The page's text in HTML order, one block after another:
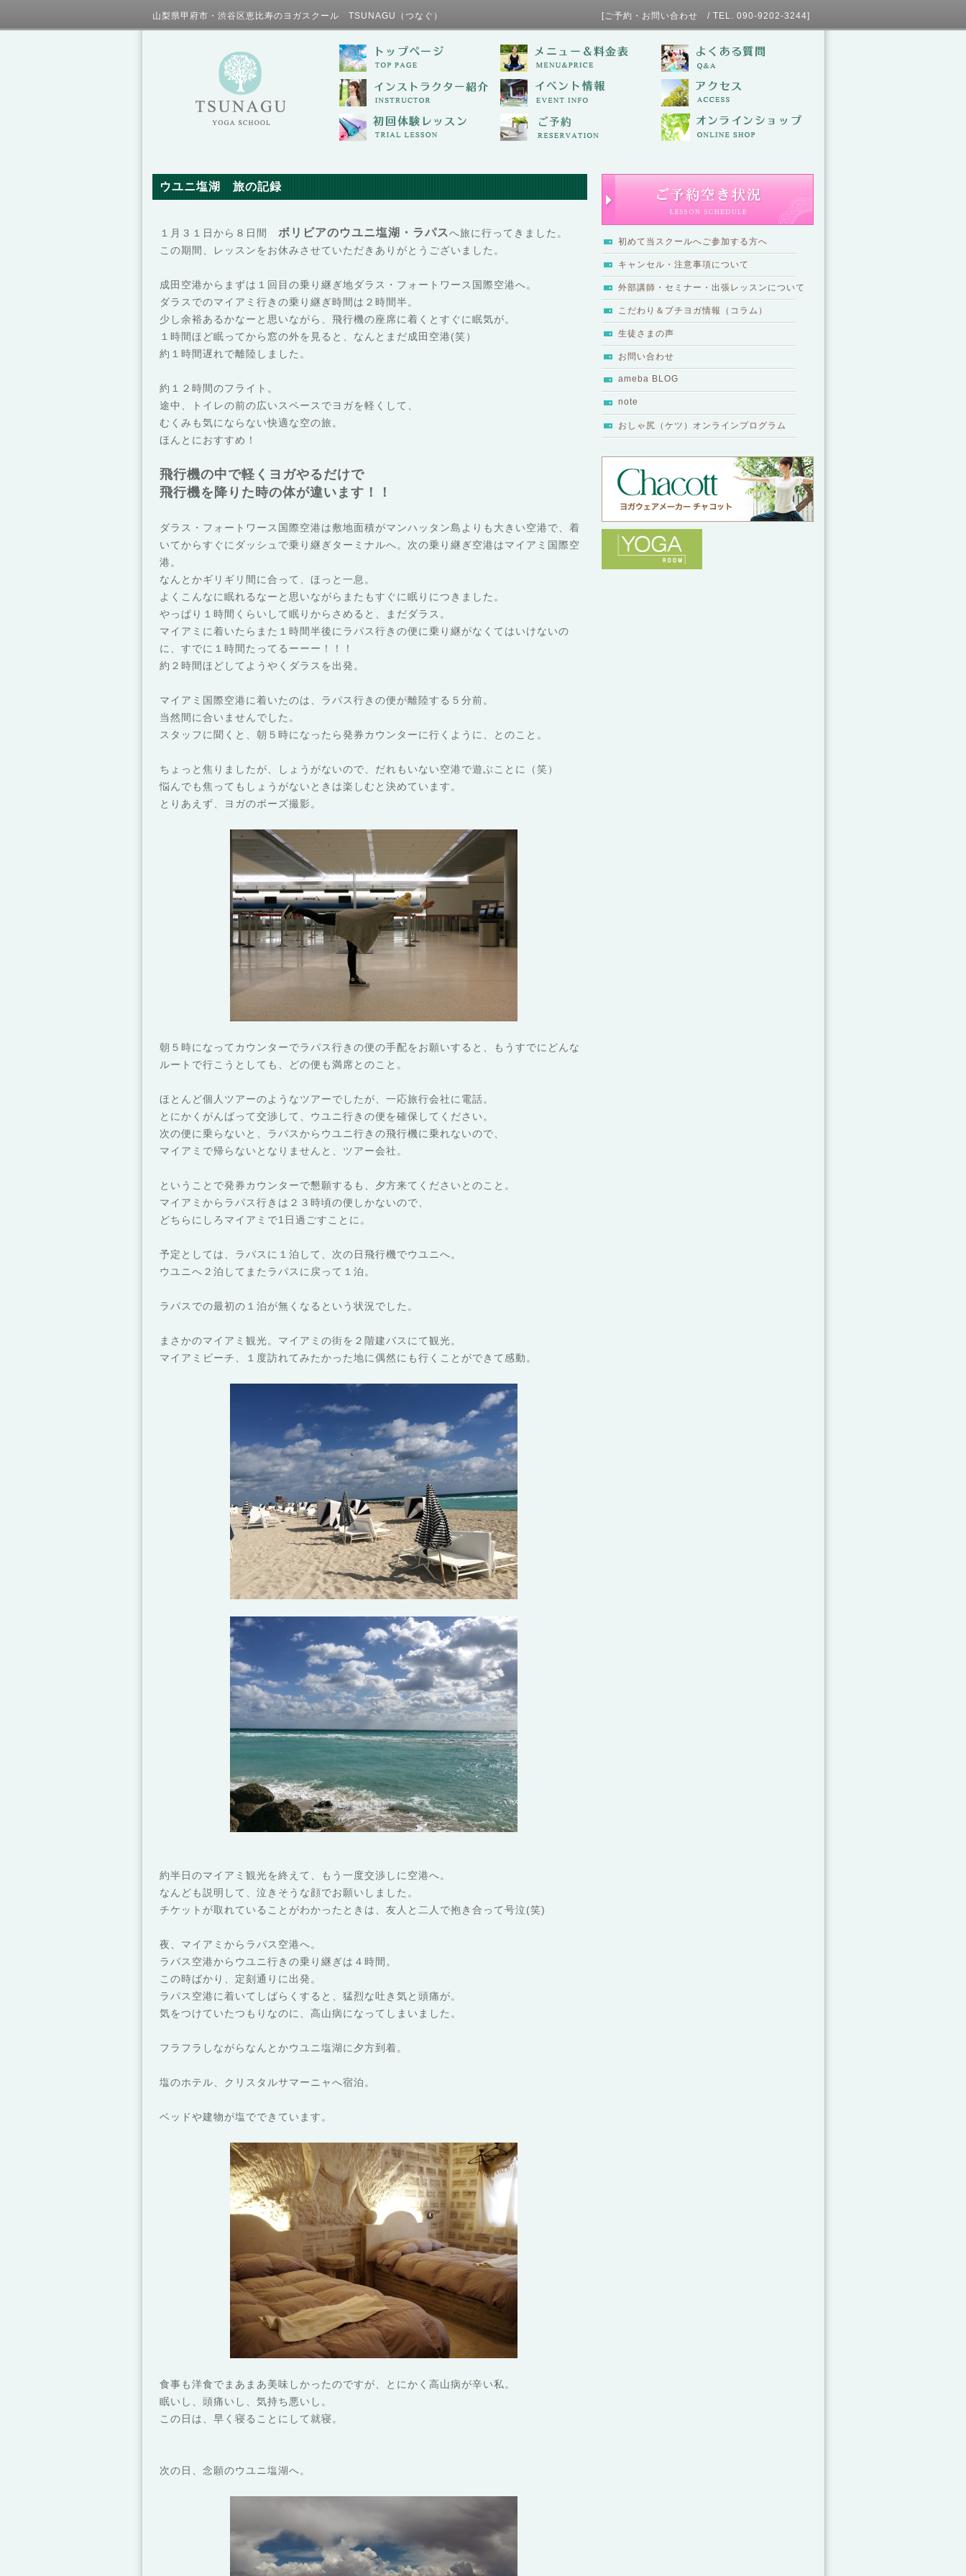
山梨県甲府市・渋谷区恵比寿のヨガスクール TSUNAGU（つなぐ） [ご予約・お問い合わせ / TEL. 090-9202-3244]
初めて当スクールへご参加する方へ
キャンセル・注意事項について
外部講師・セミナー・出張レッスンについて
こだわり＆プチヨガ情報（コラム）
生徒さまの声
お問い合わせ
ameba BLOG
note
おしゃ尻（ケツ）オンラインプログラム
ウユニ塩湖 旅の記録
１月３１日から８日間 ボリビアのウユニ塩湖・ラパスへ旅に行ってきました。
この期間、レッスンをお休みさせていただきありがとうございました。
成田空港からまずは１回目の乗り継ぎ地ダラス・フォートワース国際空港へ。
ダラスでのマイアミ行きの乗り継ぎ時間は２時間半。
少し余裕あるかなーと思いながら、飛行機の座席に着くとすぐに眠気が。
１時間ほど眠ってから窓の外を見ると、なんとまだ成田空港(笑）
約１時間遅れで離陸しました。
約１２時間のフライト。
途中、トイレの前の広いスペースでヨガを軽くして、
むくみも気にならない快適な空の旅。
ほんとにおすすめ！
飛行機の中で軽くヨガやるだけで
飛行機を降りた時の体が違います！！
ダラス・フォートワース国際空港は敷地面積がマンハッタン島よりも大きい空港で、着
いてからすぐにダッシュで乗り継ぎターミナルへ。次の乗り継ぎ空港はマイアミ国際空
港。
なんとかギリギリ間に合って、ほっと一息。
よくこんなに眠れるなーと思いながらまたもすぐに眠りにつきました。
やっぱり１時間くらいして眠りからさめると、まだダラス。
マイアミに着いたらまた１時間半後にラパス行きの便に乗り継がなくてはいけないの
に、すでに１時間たってるーーー！！！
約２時間ほどしてようやくダラスを出発。
マイアミ国際空港に着いたのは、ラパス行きの便が離陸する５分前。
当然間に合いませんでした。
スタッフに聞くと、朝５時になったら発券カウンターに行くように、とのこと。
ちょっと焦りましたが、しょうがないので、だれもいない空港で遊ぶことに（笑）
悩んでも焦ってもしょうがないときは楽しむと決めています。
とりあえず、ヨガのポーズ撮影。
朝５時になってカウンターでラパス行きの便の手配をお願いすると、もうすでにどんな
ルートで行こうとしても、どの便も満席とのこと。
ほとんど個人ツアーのようなツアーでしたが、一応旅行会社に電話。
とにかくがんばって交渉して、ウユニ行きの便を確保してください。
次の便に乗らないと、ラパスからウユニ行きの飛行機に乗れないので、
マイアミで帰らないとなりませんと、ツアー会社。
ということで発券カウンターで懇願するも、夕方来てくださいとのこと。
マイアミからラパス行きは２３時頃の便しかないので、
どちらにしろマイアミで1日過ごすことに。
予定としては、ラパスに１泊して、次の日飛行機でウユニへ。
ウユニへ２泊してまたラパスに戻って１泊。
ラパスでの最初の１泊が無くなるという状況でした。
まさかのマイアミ観光。マイアミの街を２階建バスにて観光。
マイアミビーチ、１度訪れてみたかった地に偶然にも行くことができて感動。
約半日のマイアミ観光を終えて、もう一度交渉しに空港へ。
なんども説明して、泣きそうな顔でお願いしました。
チケットが取れていることがわかったときは、友人と二人で抱き合って号泣(笑)
夜、マイアミからラパス空港へ。
ラパス空港からウユニ行きの乗り継ぎは４時間。
この時ばかり、定刻通りに出発。
ラパス空港に着いてしばらくすると、猛烈な吐き気と頭痛が。
気をつけていたつもりなのに、高山病になってしまいました。
フラフラしながらなんとかウユニ塩湖に夕方到着。
塩のホテル、クリスタルサマーニャへ宿泊。
ベッドや建物が塩でできています。
食事も洋食でまあまあ美味しかったのですが、とにかく高山病が辛い私。
眠いし、頭痛いし、気持ち悪いし。
この日は、早く寝ることにして就寝。
次の日、念願のウユニ塩湖へ。